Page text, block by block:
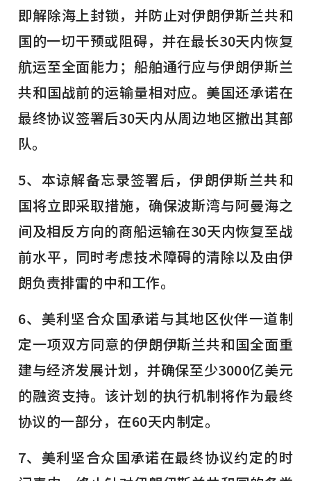
即解除海上封锁，并防止对伊朗伊斯兰共和
国的一切干预或阻碍，并在最长30天内恢复
航运至全面能力；船舶通行应与伊朗伊斯兰
共和国战前的运输量相对应。美国还承诺在
最终协议签署后30天内从周边地区撤出其部
队。
5、本谅解备忘录签署后，伊朗伊斯兰共和
国将立即采取措施，确保波斯湾与阿曼海之
间及相反方向的商船运输在30天内恢复至战
前水平，同时考虑技术障碍的清除以及由伊
朗负责排雷的中和工作。
6、美利坚合众国承诺与其地区伙伴一道制
定一项双方同意的伊朗伊斯兰共和国全面重
建与经济发展计划，并确保至少3000亿美元
的融资支持。该计划的执行机制将作为最终
协议的一部分，在60天内制定。
7、美利坚合众国承诺在最终协议约定的时